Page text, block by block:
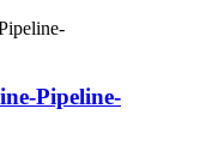
Pipeline-